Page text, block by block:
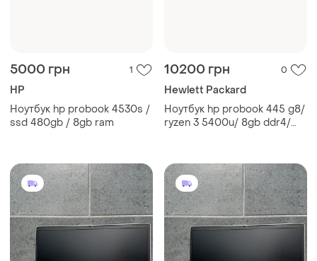
5000 грн 1
HP
Ноутбук hp probook 4530s /
ssd 480gb / 8gb ram
10200 грн 0
Hewlett Packard
Ноутбук hp probook 445 g8/
ryzen 3 5400u/ 8gb ddr4/